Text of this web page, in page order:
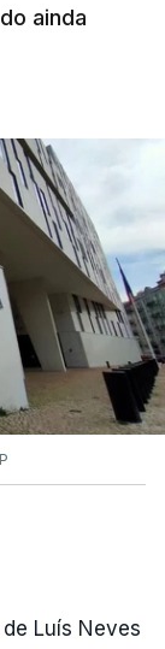
ainda
Luís Neves